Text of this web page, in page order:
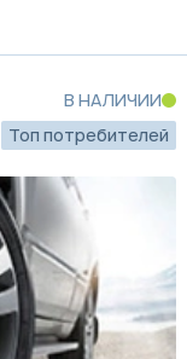
В НАЛИЧИИ
Топ потребителей